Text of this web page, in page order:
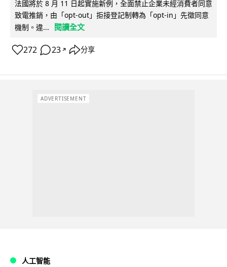
法國將於 8 月 11 日起實施新例，全面禁止企業未經消費者同意
致電推銷，由「opt-out」拒接登記制轉為「opt-in」先徵同意
機制。違...
閱讀全文
272 23 ↗ 分享
ADVERTISEMENT
人工智能